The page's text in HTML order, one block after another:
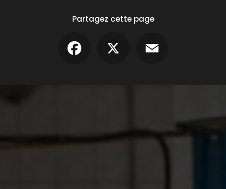
Partagez cette page